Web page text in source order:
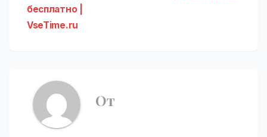
бесплатно |
VseTime.ru
От